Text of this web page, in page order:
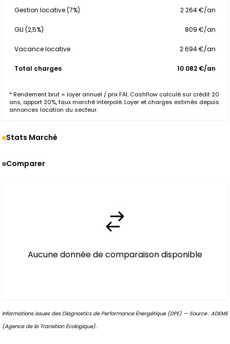
Gestion locative (7%) 2 264 €/an
GLI (2,5%) 809 €/an
Vacance locative 2 694 €/an
Total charges 10 082 €/an
* Rendement brut = loyer annuel / prix FAI. Cashflow calculé sur crédit 20
ans, apport 20%, taux marché interpolé. Loyer et charges estimés depuis
annonces location du secteur.
Stats Marché
Comparer
Aucune donnée de comparaison disponible
Informations issues des Diagnostics de Performance Énergétique (DPE) — Source : ADEME
(Agence de la Transition Écologique).